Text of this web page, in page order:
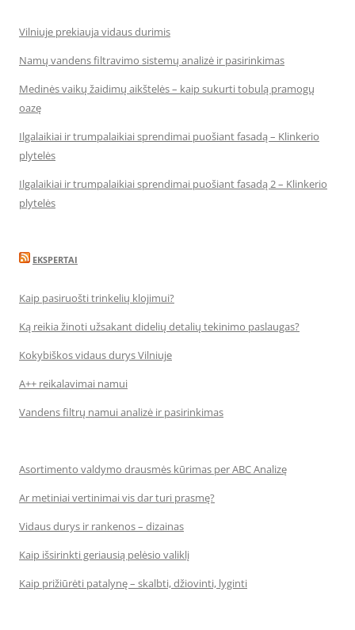
Vilniuje prekiauja vidaus durimis
Namų vandens filtravimo sistemų analizė ir pasirinkimas
Medinės vaikų žaidimų aikštelės – kaip sukurti tobulą pramogų
oazę
Ilgalaikiai ir trumpalaikiai sprendimai puošiant fasadą – Klinkerio
plytelės
Ilgalaikiai ir trumpalaikiai sprendimai puošiant fasadą 2 – Klinkerio
plytelės
EKSPERTAI
Kaip pasiruošti trinkelių klojimui?
Ką reikia žinoti užsakant didelių detalių tekinimo paslaugas?
Kokybiškos vidaus durys Vilniuje
A++ reikalavimai namui
Vandens filtrų namui analizė ir pasirinkimas
Asortimento valdymo drausmės kūrimas per ABC Analizę
Ar metiniai vertinimai vis dar turi prasmę?
Vidaus durys ir rankenos – dizainas
Kaip išsirinkti geriausią pelėsio valiklį
Kaip prižiūrėti patalynę – skalbti, džiovinti, lyginti